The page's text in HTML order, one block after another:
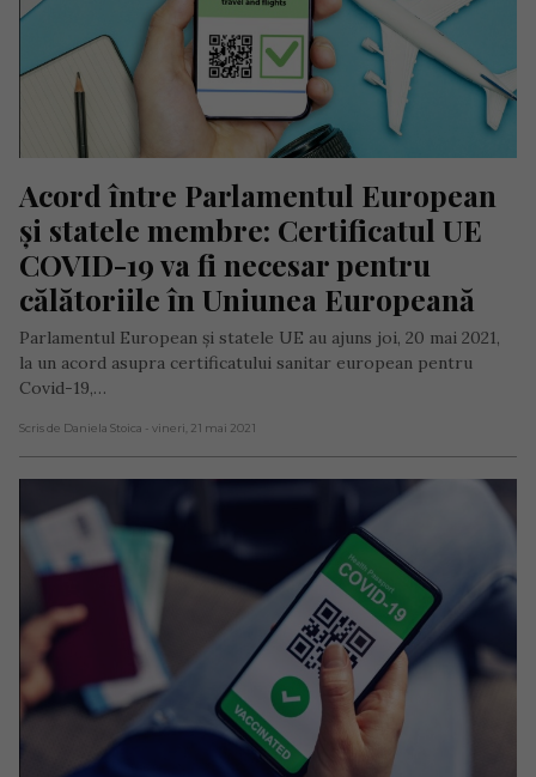
Acord între Parlamentul European
și statele membre: Certificatul UE
COVID-19 va fi necesar pentru
călătoriile în Uniunea Europeană
Parlamentul European şi statele UE au ajuns joi, 20 mai 2021,
la un acord asupra certificatului sanitar european pentru
Covid-19,…
Scris de Daniela Stoica - vineri, 21 mai 2021